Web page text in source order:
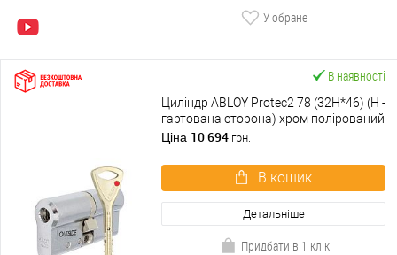
У обране
В наявності
Циліндр ABLOY Protec2 78 (32H*46) (H -
гартована сторона) хром полірований
Ціна 10 694 грн.
В кошик
Детальніше
Придбати в 1 клік